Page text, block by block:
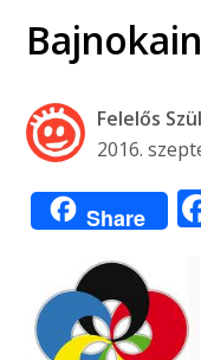
Felelős
2016.
Share